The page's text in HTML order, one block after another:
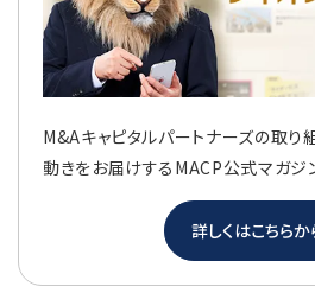
M&Aキャピタルパートナーズの取り
動きをお届けするMACP公式マガジ
詳しくはこちらか